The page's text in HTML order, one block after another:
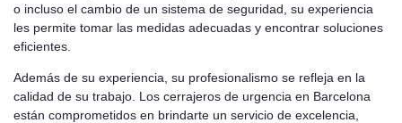
o incluso el cambio de un sistema de seguridad, su experiencia
les permite tomar las medidas adecuadas y encontrar soluciones
eficientes.
Además de su experiencia, su profesionalismo se refleja en la
calidad de su trabajo. Los cerrajeros de urgencia en Barcelona
están comprometidos en brindarte un servicio de excelencia,